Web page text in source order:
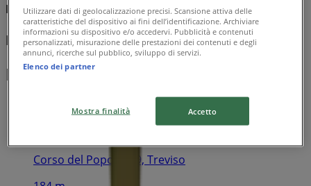
Reale Mutua
Preventivo assicurazione auto
I negozi più vicini
Corso del Popolo, 69, Treviso
Utilizzare dati di geolocalizzazione precisi. Scansione attiva delle
caratteristiche del dispositivo ai fini dell’identificazione. Archiviare
informazioni su dispositivo e/o accedervi. Pubblicità e contenuti
personalizzati, misurazione delle prestazioni dei contenuti e degli
annunci, ricerche sul pubblico, sviluppo di servizi.
Elenco dei partner
Mostra finalità Accetto